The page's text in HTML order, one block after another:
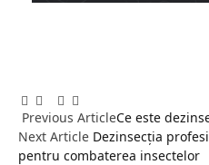
Facebook
Twitter
Pinterest
LinkedIn
Tumblr
Previous ArticleCe este
Next Article Dezinsecția
pentru combaterea insectelor